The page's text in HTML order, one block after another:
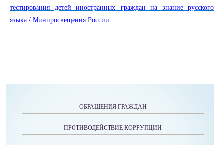
тестирования детей иностранных граждан на знание русского
языка / Минпросвещения России
ОБРАЩЕНИЯ ГРАЖДАН
ПРОТИВОДЕЙСТВИЕ КОРРУПЦИИ